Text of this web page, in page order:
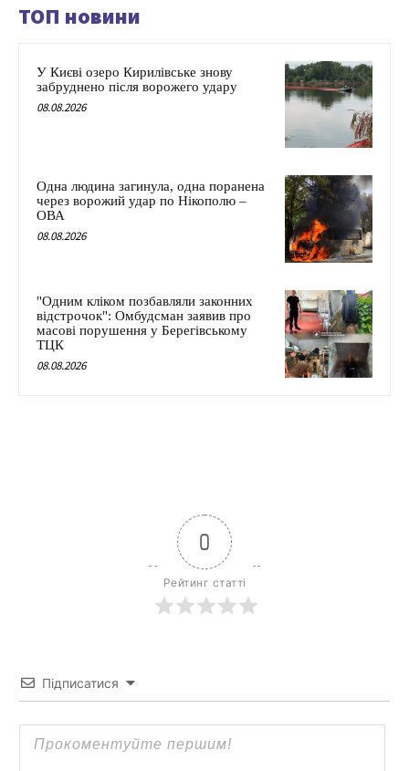
ТОП новини
У Києві озеро Кирилівське знову
забруднено після ворожего удару
08.08.2026
Одна людина загинула, одна поранена
через ворожий удар по Нікополю –
ОВА
08.08.2026
"Одним кліком позбавляли законних
відстрочок": Омбудсман заявив про
масові порушення у Берегівському
ТЦК
08.08.2026
0
Рейтинг статті
Підписатися